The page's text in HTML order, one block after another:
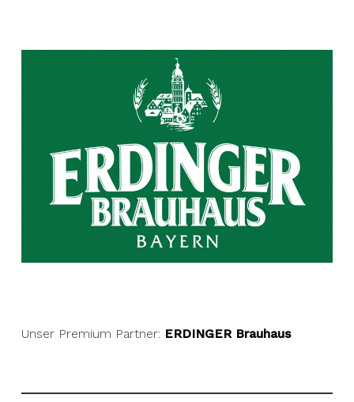
Unser Premium Partner: ERDINGER Brauhaus